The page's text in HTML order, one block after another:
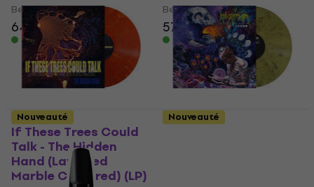
Bec pour clarinette
64,90 €
En stock
Bec pour clarinette
57,90 €
En stock
If These Trees Could
Talk - The Hidden
Hand (Lava Red
Marble Coloured) (LP)
Nouveauté Nouveauté